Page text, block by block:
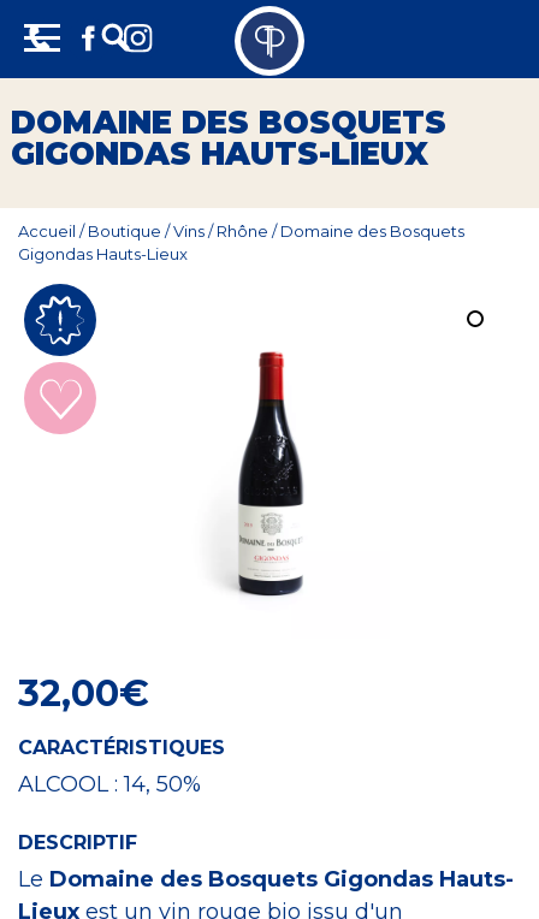
content
DOMAINE DES BOSQUETS
GIGONDAS HAUTS-LIEUX
Accueil /Boutique /Vins/Rhône /Domaine des Bosquets
Gigondas Hauts-Lieux
32,00€
CARACTÉRISTIQUES
ALCOOL :14, 50%
DESCRIPTIF
Le Domaine des Bosquets Gigondas Hauts-
Lieux est un vin rouge bio issu d'un
Champagne
Whisky
Armagnac
Spiritueux
Panneau de gestion des cookies